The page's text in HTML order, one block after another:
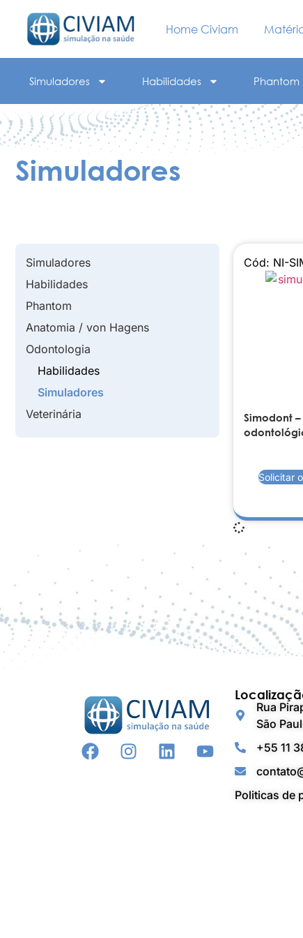
Home Civiam
Simuladores Habilidades Phantom
Simuladores
Simuladores
Habilidades
Phantom
Anatomia / von Hagens
Odontologia
Habilidades
Simuladores
Veterinária
Cód: NI-
Simodont
Solicitar
Rua
São
+55 11
Politicas de